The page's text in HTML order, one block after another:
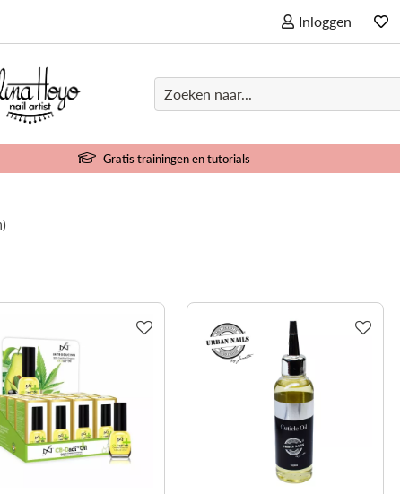
Inloggen
Gratis trainingen en tutorials